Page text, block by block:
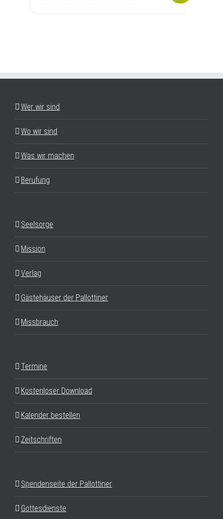
Wer wir sind
Wo wir sind
Was wir machen
Berufung
Seelsorge
Mission
Verlag
Gästehäuser der Pallottiner
Missbrauch
Termine
Kostenloser Download
Kalender bestellen
Zeitschriften
Spendenseite der Pallottiner
Gottesdienste